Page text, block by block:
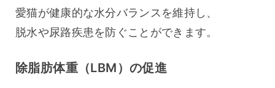
愛猫が健康的な水分バランスを維持し、
脱水や尿路疾患を防ぐことができます。
除脂肪体重（LBM）の促進